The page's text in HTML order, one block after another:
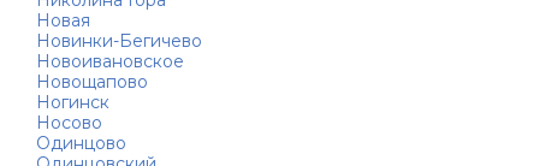
Новая
Новинки-Бегичево
Новоивановское
Новощапово
Ногинск
Носово
Одинцово